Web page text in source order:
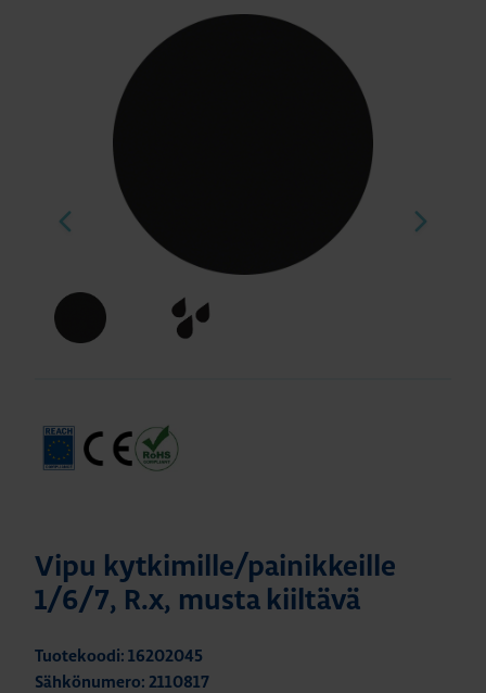
Vipu kytkimille/painikkeille
1/6/7, R.x, musta kiiltävä
Tuotekoodi: 16202045
Sähkönumero: 2110817